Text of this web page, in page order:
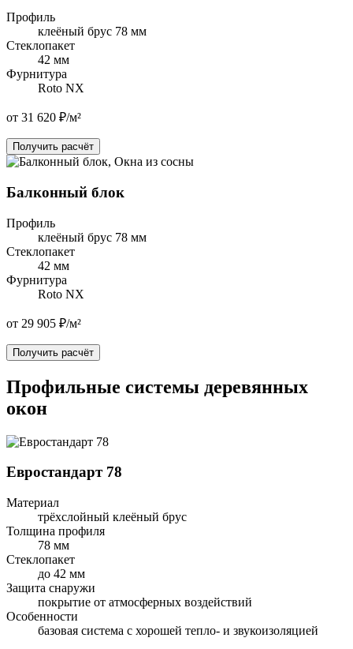
Профиль
клеёный брус 78 мм
Стеклопакет
42 мм
Фурнитура
Roto NX
от 31 620 ₽/м²
Получить расчёт
Балконный блок
Профиль
клеёный брус 78 мм
Стеклопакет
42 мм
Фурнитура
Roto NX
от 29 905 ₽/м²
Получить расчёт
Профильные системы деревянных
окон
Евростандарт 78
Материал
трёхслойный клеёный брус
Толщина профиля
78 мм
Стеклопакет
до 42 мм
Защита снаружи
покрытие от атмосферных воздействий
Особенности
базовая система с хорошей тепло- и звукоизоляцией